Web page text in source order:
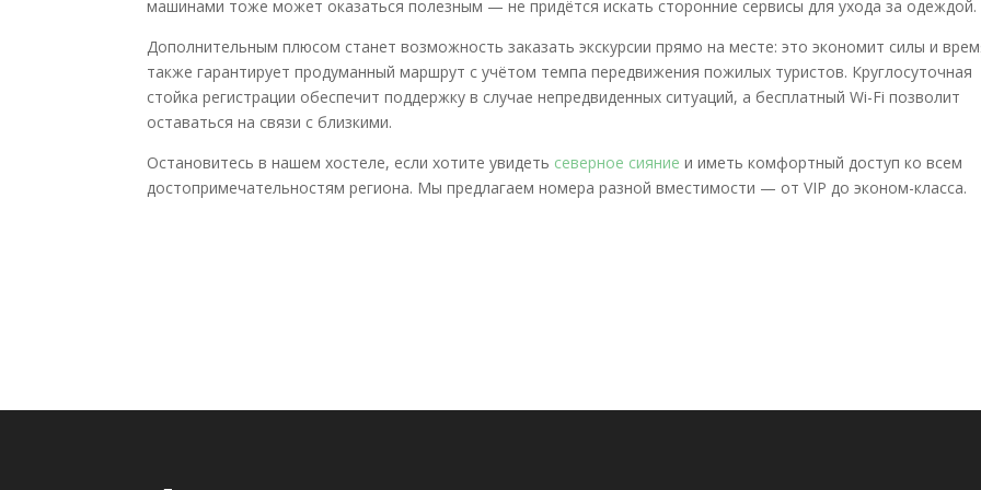
машинами тоже может оказаться полезным — не придётся искать сторонние сервисы для ухода за одеждой.
Дополнительным плюсом станет возможность заказать экскурсии прямо на месте: это экономит силы и
также гарантирует продуманный маршрут с учётом темпа передвижения пожилых туристов. Круглосуточная
стойка регистрации обеспечит поддержку в случае непредвиденных ситуаций, а бесплатный Wi-Fi позволит
оставаться на связи с близкими.
Остановитесь в нашем хостеле, если хотите увидеть северное сияние и иметь комфортный доступ ко всем
достопримечательностям региона. Мы предлагаем номера разной вместимости — от VIP до эконом-класса.